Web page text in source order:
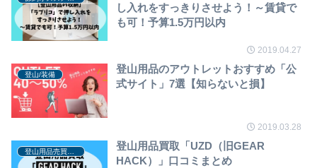
し入れをすっきりさせよう！～賃貸で
も可！予算1.5万円以内
2019.04.27
登山/装備
登山用品のアウトレットおすすめ「公
式サイト」7選【知らないと損】
2019.03.28
登山用品買取「UZD（旧GEAR
HACK）」口コミまとめ